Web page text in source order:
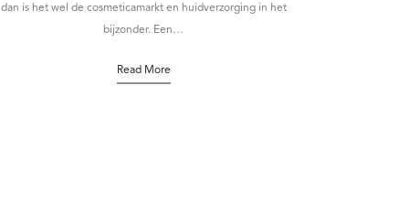
dan is het wel de cosmeticamarkt en huidverzorging in het
bijzonder. Een…
Read More